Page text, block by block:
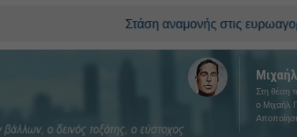
Στάση αναμονής στις ευρωαγορές, στο
Στη θέση
ο Μιχαήλ